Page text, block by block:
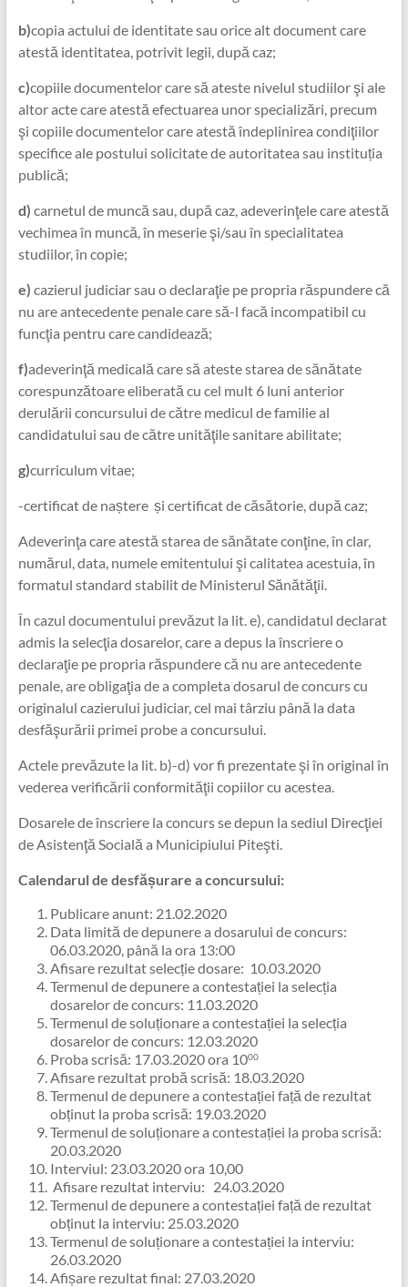
b)copia actului de identitate sau orice alt document care
atestă identitatea, potrivit legii, după caz;
c)copiile documentelor care să ateste nivelul studiilor şi ale
altor acte care atestă efectuarea unor specializări, precum
şi copiile documentelor care atestă îndeplinirea condiţiilor
specifice ale postului solicitate de autoritatea sau instituția
publică;
d) carnetul de muncă sau, după caz, adeverinţele care atestă
vechimea în muncă, în meserie şi/sau în specialitatea
studiilor, în copie;
e) cazierul judiciar sau o declaraţie pe propria răspundere că
nu are antecedente penale care să-l facă incompatibil cu
funcţia pentru care candidează;
f)adeverinţă medicală care să ateste starea de sănătate
corespunzătoare eliberată cu cel mult 6 luni anterior
derulării concursului de către medicul de familie al
candidatului sau de către unităţile sanitare abilitate;
g)curriculum vitae;
-certificat de naștere și certificat de căsătorie, după caz;
Adeverinţa care atestă starea de sănătate conţine, în clar,
numărul, data, numele emitentului şi calitatea acestuia, în
formatul standard stabilit de Ministerul Sănătăţii.
În cazul documentului prevăzut la lit. e), candidatul declarat
admis la selecţia dosarelor, care a depus la înscriere o
declaraţie pe propria răspundere că nu are antecedente
penale, are obligaţia de a completa dosarul de concurs cu
originalul cazierului judiciar, cel mai târziu până la data
desfăşurării primei probe a concursului.
Actele prevăzute la lit. b)-d) vor fi prezentate şi în original în
vederea verificării conformităţii copiilor cu acestea.
Dosarele de înscriere la concurs se depun la sediul Direcţiei
de Asistenţă Socială a Municipiului Piteşti.
Calendarul de desfășurare a concursului:
Publicare anunt: 21.02.2020
Data limită de depunere a dosarului de concurs:
06.03.2020, până la ora 13:00
Afisare rezultat selecție dosare: 10.03.2020
Termenul de depunere a contestației la selecția
dosarelor de concurs: 11.03.2020
Termenul de soluționare a contestației la selecția
dosarelor de concurs: 12.03.2020
Proba scrisă: 17.03.2020 ora 1000
Afisare rezultat probă scrisă: 18.03.2020
Termenul de depunere a contestației față de rezultat
obținut la proba scrisă: 19.03.2020
Termenul de soluționare a contestației la proba scrisă:
20.03.2020
Interviul: 23.03.2020 ora 10,00
Afisare rezultat interviu: 24.03.2020
Termenul de depunere a contestației față de rezultat
obținut la interviu: 25.03.2020
Termenul de soluționare a contestației la interviu:
26.03.2020
Afișare rezultat final: 27.03.2020